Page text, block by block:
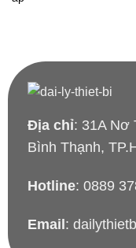
Địa chỉ: 31A Nơ
Bình Thạnh,
Hotline: 0889
Email: